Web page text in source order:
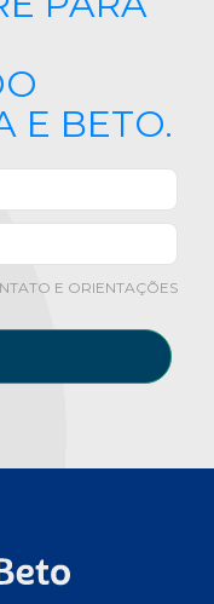
E BETO.
E ORIENTAÇÕES